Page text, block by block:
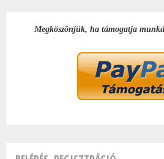
Megköszönjük, ha támogatja